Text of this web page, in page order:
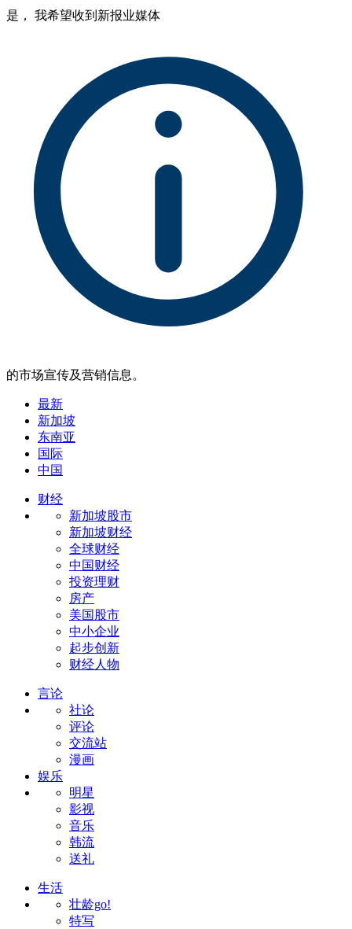
是， 我希望收到新报业媒体
的市场宣传及营销信息。
最新
新加坡
东南亚
国际
中国
财经
新加坡股市
新加坡财经
全球财经
中国财经
投资理财
房产
美国股市
中小企业
起步创新
财经人物
言论
社论
评论
交流站
漫画
娱乐
明星
影视
音乐
韩流
送礼
生活
壮龄go!
特写